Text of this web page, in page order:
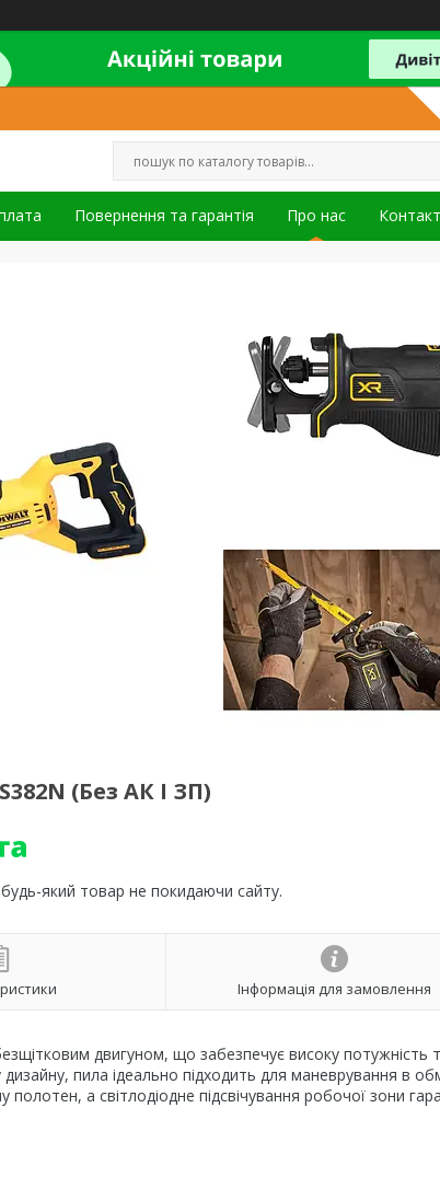
Повернення та гарантія Про нас
(Без АК І ЗП)
який товар не покидаючи сайту.
Інформація для замовлення
двигуном, що забезпечує високу потужність
пила ідеально підходить для маневрування в
а світлодіодне підсвічування робочої зони